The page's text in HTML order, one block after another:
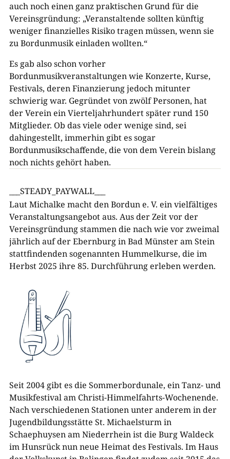
auch noch einen ganz praktischen Grund für die
Vereinsgründung: „Veranstaltende sollten künftig
weniger finanzielles Risiko tragen müssen, wenn sie
zu Bordunmusik einladen wollten.“
Es gab also schon vorher
Bordunmusikveranstaltungen wie Konzerte, Kurse,
Festivals, deren Finanzierung jedoch mitunter
schwierig war. Gegründet von zwölf Personen, hat
der Verein ein Vierteljahrhundert später rund 150
Mitglieder. Ob das viele oder wenige sind, sei
dahingestellt, immerhin gibt es sogar
Bordunmusikschaffende, die von dem Verein bislang
noch nichts gehört haben.
___STEADY_PAYWALL___
Laut Michalke macht den Bordun e. V. ein vielfältiges
Veranstaltungsangebot aus. Aus der Zeit vor der
Vereinsgründung stammen die nach wie vor zweimal
jährlich auf der Ebernburg in Bad Münster am Stein
stattfindenden sogenannten Hummelkurse, die im
Herbst 2025 ihre 85. Durchführung erleben werden.
Seit 2004 gibt es die Sommerbordunale, ein Tanz- und
Musikfestival am Christi-Himmelfahrts-Wochenende.
Nach verschiedenen Stationen unter anderem in der
Jugendbildungsstätte St. Michaelsturm in
Schaephuysen am Niederrhein ist die Burg Waldeck
im Hunsrück nun neue Heimat des Festivals. Im Haus